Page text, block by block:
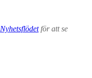
Nyhetsflödetför att se